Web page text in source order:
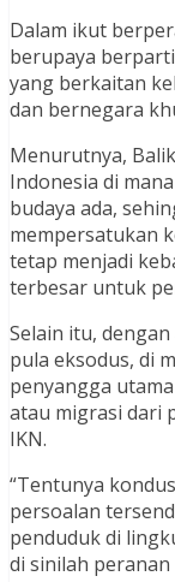
Dalam ikut
berupaya
yang berkaitan
dan bernegara
Menurutnya,
Indonesia di
budaya ada,
mempersatukan
tetap menjadi
terbesar untuk
Selain itu,
pula eksodus, di
penyangga
atau migrasi dari
IKN.
“Tentunya
persoalan
penduduk di
di sinilah